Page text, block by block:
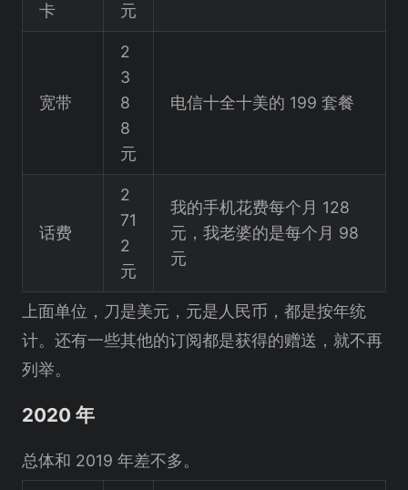
卡
元
宽带
2
3
8
8
元
电信十全十美的 199 套餐
话费
2
71
2
元
我的手机花费每个月 128
元，我老婆的是每个月 98
元
上面单位，刀是美元，元是人民币，都是按年统
计。还有一些其他的订阅都是获得的赠送，就不再
列举。
2020 年
总体和 2019 年差不多。